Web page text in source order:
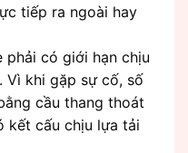
tiếp ra ngoài hay
phải có giới hạn chịu
Vì khi gặp sự cố, số
cầu thang thoát
kết cấu chịu lựa tải